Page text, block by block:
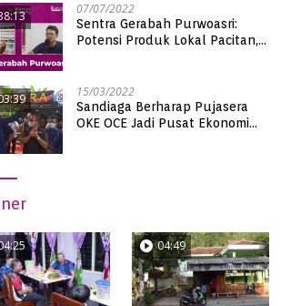
07/07/2022
Sentra Gerabah Purwoasri:
Potensi Produk Lokal Pacitan,
15/03/2022
Sandiaga Berharap Pujasera
OKE OCE Jadi Pusat Ekonomi
04:49